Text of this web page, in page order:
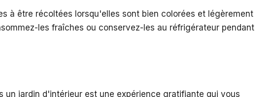
à être récoltées lorsqu'elles sont bien colorées et légèrement
les fraîches ou conservez-les au réfrigérateur pendant
un jardin d'intérieur est une expérience gratifiante qui vous